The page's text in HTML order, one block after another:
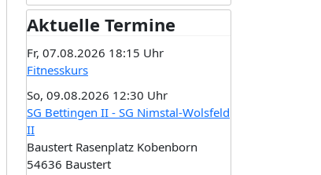
Aktuelle Termine
Fr, 07.08.2026 18:15 Uhr
Fitnesskurs
So, 09.08.2026 12:30 Uhr
SG Bettingen II - SG Nimstal-Wolsfeld
II
Baustert Rasenplatz Kobenborn
54636 Baustert